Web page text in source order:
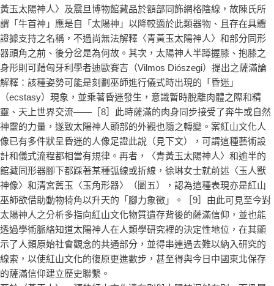
黃玉太陽神人〉及震旦博物館藏品於額部同飾網格陰線，故陳氏所
謂「牛首神」應是自「太陽神」以降較適於此類器物、且存在具體
證據支持之名稱，不過尚無法解釋〈青黃玉太陽神人〉和部分同形
器頭角之前、後分岔是為何故。其次，太陽神人半蹲握膝、抱膝之
身形則可藉匈牙利學者迪歐賽吉（Vilmos Diószegi）提出之薩滿論
解釋：該種姿勢可能是刻劃巫師進行儀式時出現的「昏迷」
（ecstasy）現象，並乘著昏迷發生，意識暫時脫離肉體之際和精
靈、天上世界交流——［8］此時薩滿的肉身同步接受了奔牛或自然
神靈的力量，遂致太陽神人頭部的外觀也隨之轉變。案紅山文化人
像已有多件狀呈昏迷的人像足證此說（見下文），可謂這種藝術設
計和儀式流程都相當有規律。再者，〈青黃玉太陽神人〉和逾半的
館藏同形器腳下都踩著某種弧線或折線，徐琳女士就前述〈玉人獸
神像〉和清宮舊玉〈玉角形器〉（圖五），認為這種表現亦是紅山
巫師欲借助動物犄角以升天的「腳力象徵」。［9］由此可見至今對
太陽神人之分析多指向紅山文化物質遺存背後的薩滿信仰，並也能
透過學術脈絡知道太陽神人在人類學研究裡的決定性地位，在其顯
示了人類原始社會觀念的共通部分，並得串連過去難以納入研究的
線索，以使紅山文化的復原更進數步，甚至得與今日中國東北保存
的薩滿信仰建立歷史聯繫。